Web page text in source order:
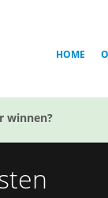
HOME
winnen?